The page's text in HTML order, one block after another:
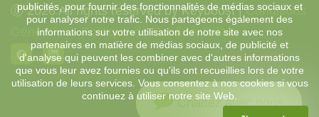
Ⓒ 2026 All rights reserved by Keyboost |Conditions
Générales-Politique de Confidentialité
Chattez avec nous
publicités, pour fournir des fonctionnalités de médias sociaux et
pour analyser notre trafic. Nous partageons également des
informations sur votre utilisation de notre site avec nos
partenaires en matière de médias sociaux, de publicité et
d'analyse qui peuvent les combiner avec d'autres informations
que vous leur avez fournies ou qu'ils ont recueillies lors de votre
utilisation de leurs services. Vous consentez à nos cookies si vous
continuez à utiliser notre site Web.